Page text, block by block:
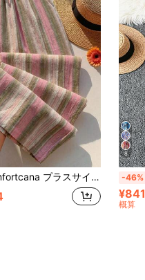
ィース 秋 ストライプ バケーション ドローストリング ウエスト ポケット ロングパンツ バケーション ピンク ボヘミアン 秋
8
-46%
¥841
概算